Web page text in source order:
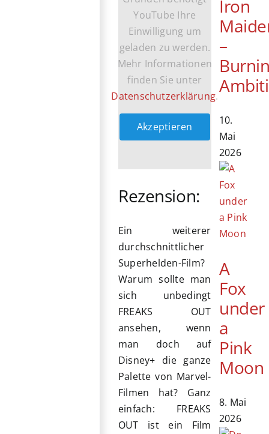
YouTube Ihre
Einwilligung um
geladen zu werden.
Mehr Informationen
finden Sie unter
Datenschutzerklärung.
Akzeptieren
Rezension:
Ein weiterer
durchschnittlicher
Superhelden-Film?
Warum sollte man
sich unbedingt
FREAKS OUT
ansehen, wenn
man doch auf
Disney+ die ganze
Palette von Marvel-
Filmen hat? Ganz
einfach: FREAKS
OUT ist ein Film
Iron
–
10.
Mai
2026
A
Fox
under
a
Pink
Moon
8. Mai
2026